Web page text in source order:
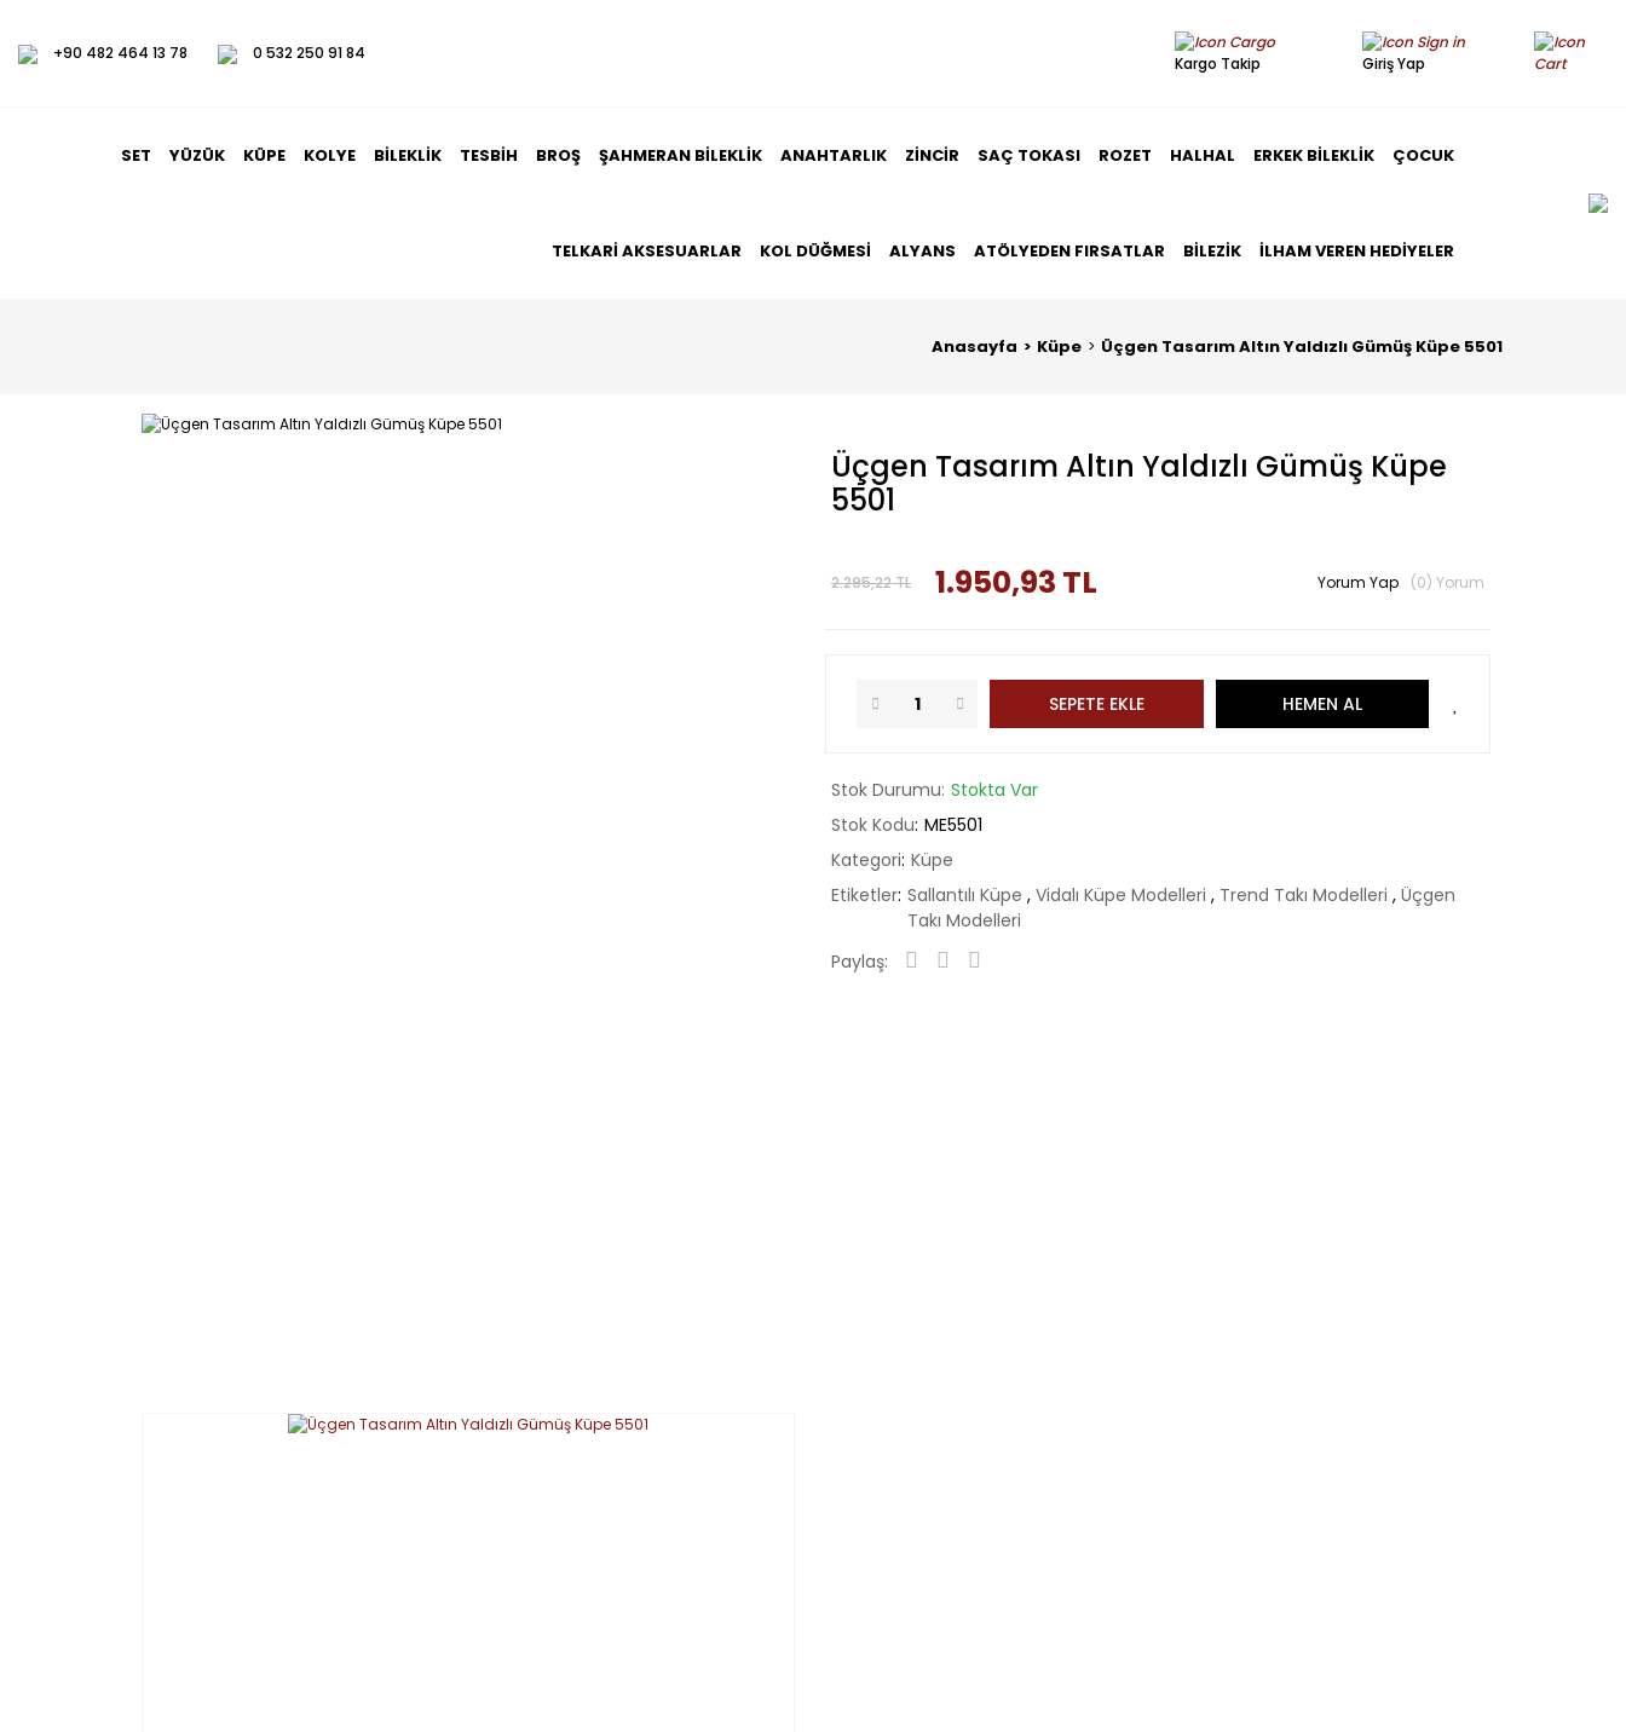
+90 482 464 13 78 0 532 250 91 84
Kargo Takip Giriş Yap
SET YÜZÜK KÜPE KOLYE BILEKLIK TESBIH BROŞ ŞAHMERAN BILEKLIK ANAHTARLIK ZINCIR SAÇ TOKASI ROZET HALHAL ERKEK BILEKLIK ÇOCUK
TELKARI AKSESUARLAR KOL DÜĞMESI ALYANS ATÖLYEDEN FIRSATLAR BILEZIK İLHAM VEREN HEDIYELER
Anasayfa Küpe Üçgen Tasarım Altın Yaldızlı Gümüş Küpe 5501
Üçgen Tasarım Altın Yaldızlı Gümüş Küpe
5501
2.295,22 TL 1.950,93 TL Yorum Yap (0) Yorum
SEPETE EKLE HEMEN AL
Stok Durumu Stokta Var
Stok Kodu ME5501
Kategori Küpe
Etiketler Sallantılı Küpe , Vidalı Küpe Modelleri , Trend Takı Modelleri , Üçgen
Takı Modelleri
Paylaş: